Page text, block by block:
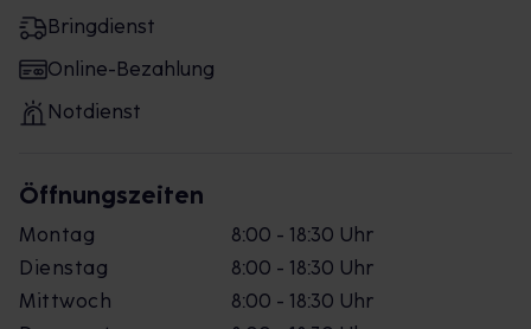
Bringdienst
Online-Bezahlung
Notdienst
Öffnungszeiten
Montag
8:00 - 18:30 Uhr
Dienstag
8:00 - 18:30 Uhr
Mittwoch
8:00 - 18:30 Uhr